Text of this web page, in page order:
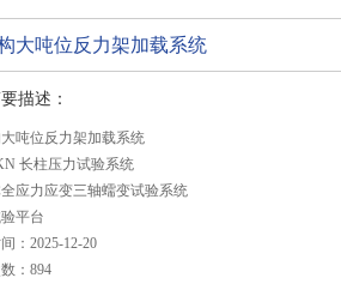
大吨位反力架加载系统
描述：
吨位反力架加载系统
长柱压力试验系统
应力应变三轴蠕变试验系统
平台
：2025-12-20
：894